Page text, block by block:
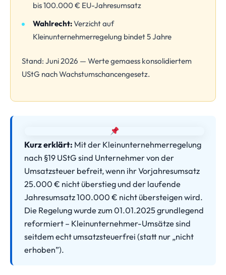
bis 100.000 € EU-Jahresumsatz
Wahlrecht:Verzicht auf
Kleinunternehmerregelung bindet 5 Jahre
Stand: Juni 2026 — Werte gemaess konsolidiertem
UStG nach Wachstumschancengesetz.
Kurz erklärt: Mit der Kleinunternehmerregelung
nach §19 UStG sind Unternehmer von der
Umsatzsteuer befreit, wenn ihr Vorjahres­umsatz
25.000 € nicht überstieg und der laufende
Jahresumsatz 100.000 € nicht übersteigen wird.
Die Regelung wurde zum 01.01.2025 grundlegend
reformiert – Kleinunternehmer-Umsätze sind
seitdem echt umsatzsteuerfrei (statt nur „nicht
erhoben”).